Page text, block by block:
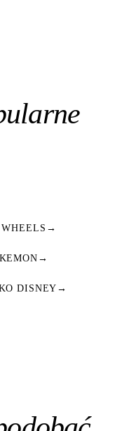
→
→
DISNEY →